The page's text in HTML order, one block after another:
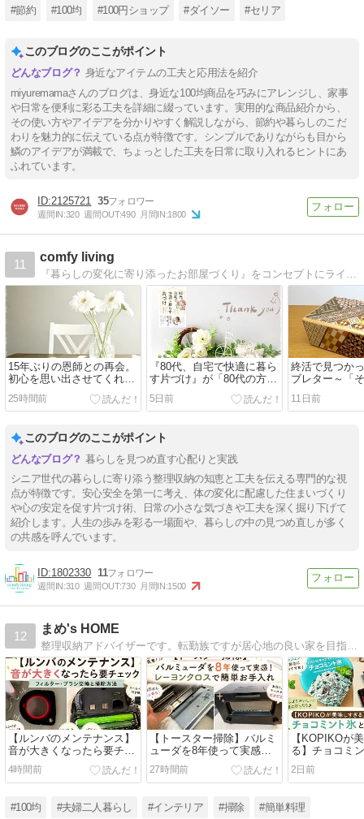
#節約 #100均 #100円ショップ #ダイソー #セリア
このブログのここがポイント
身近なアイテムの工夫と応用法を紹介
miyuremamaさんのブログは、身近な100均商品を巧みにアレンジし、家事
や日常を便利に彩る工夫を詳細に綴っています。実用的な商品紹介から、
その使い方やアイデアを分かりやすく解説しながら、節約や暮らしのこだ
わりを魅力的に伝えている点が特徴です。シンプルでありながらも目から
鱗のアイデアが満載で、ちょっとした工夫を日常に取り入れるヒントにあ
ふれています。
2125721 35
週間IN:320 週間OUT:490 月間IN:1800
11
comfy living
『暮らしの変化に寄り添ったお部屋づくり』をコンセプトにライフスタイルに合わせた、自分らしく素敵に心地よい暮らしのお手伝いをさせて頂いてます。
15年ぶりの恩師との再会。
初心を思い出させてくれ
た、かけがえのない時間
25時間前
『80代、自宅で快適に暮ら
す片づけ』が「80代の方や
高齢者がいる家族におすす
めの本10選」に紹介されま
5日前
終活で見つか
ブレター～「
う」という選
11日前
このブログのここがポイント
暮らしを見つめ直す心配りと実践
シニア世代の暮らしに寄り添う整理収納の知恵と工夫を伝える専門的な視
点が特徴です。安心安全を第一に考え、体の変化に配慮した住まいづくり
や心の安定を促す片づけ術、日常の小さな気づきや工夫を深く掘り下げて
紹介します。人生の歩みを彩る一場面や、暮らしの中の見つめ直しが多く
の共感を呼んでいます。
1802330 11
週間IN:310 週間OUT:730 月間IN:1500
12
まめ's HOME
整理収納アドバイザーです。転勤族ですが居心地の良い家を目指して 日々奮闘している（掃除・整理収納・料理）様子をブログにしてます。
【ルンバのメンテナンス】
音が大きくなったら要チェ
ック！フィルター・ブラシ
交換と掃除方法
4時間前
【トースター掃除】バルミ
ューダを8年使って実感！
レーヨンクロスで簡単お手
入れ
27時間前
【KOPIKOが
る】チョコミ
でハマった食
天お買い物マ
も紹介
2日前
#100均 #夫婦二人暮らし #インテリア #掃除 #簡単料理